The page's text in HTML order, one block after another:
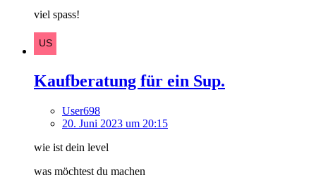
viel spass!
Kaufberatung für ein Sup.
User698
20. Juni 2023 um 20:15
wie ist dein level
was möchtest du machen